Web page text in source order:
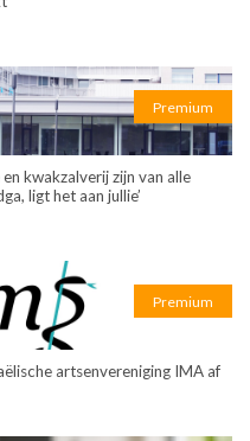
Premium
kwakzalverij zijn van alle
ligt het aan jullie’
Premium
artsenvereniging IMA af